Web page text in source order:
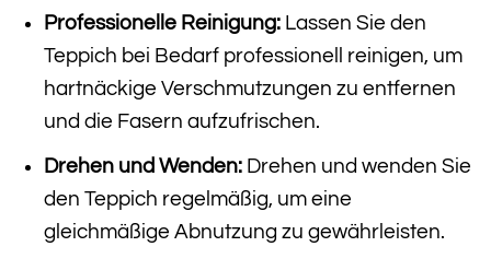
Professionelle Reinigung:Lassen Sie den
Teppich bei Bedarf professionell reinigen, um
hartnäckige Verschmutzungen zu entfernen
und die Fasern aufzufrischen.
Drehen und Wenden:Drehen und wenden Sie
den Teppich regelmäßig, um eine
gleichmäßige Abnutzung zu gewährleisten.